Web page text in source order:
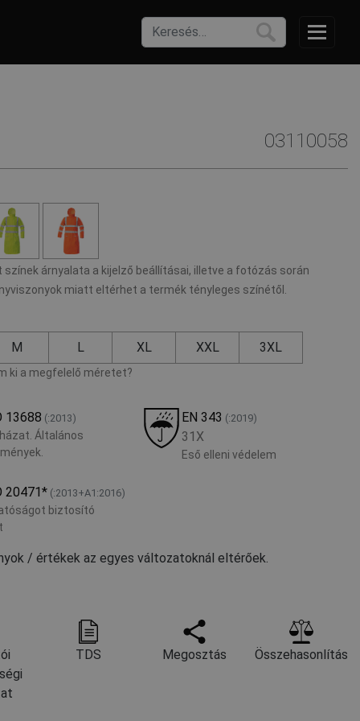
03110058
árnyalata a kijelző beállításai, illetve a fotózás során
miatt eltérhet a termék tényleges színétől.
M L XL XXL 3XL
ki a megfelelő méretet?
13688 (:2013)
Általános
EN 343 (:2019)
31X
Eső elleni védelem
20471* (:2013+A1:2016)
biztosító
/ értékek az egyes változatoknál eltérőek.
TDS Megosztás Összehasonlítás